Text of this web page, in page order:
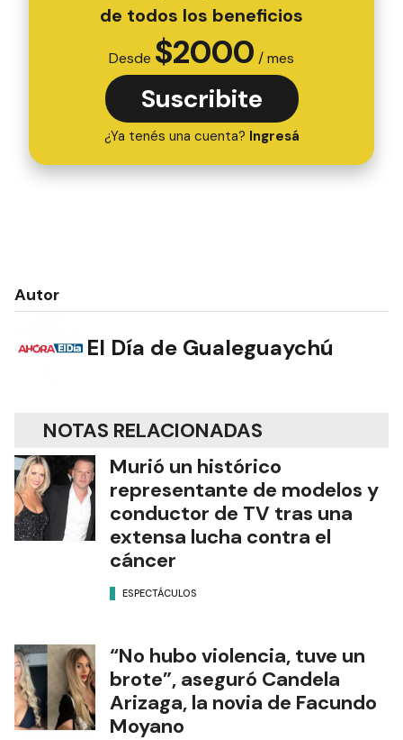
de todos los beneficios
Desde $2000 / mes
Suscribite
¿Ya tenés una cuenta? Ingresá
Autor
El Día de Gualeguaychú
NOTAS RELACIONADAS
Murió un histórico
representante de modelos y
conductor de TV tras una
extensa lucha contra el
cáncer
ESPECTÁCULOS
“No hubo violencia, tuve un
brote”, aseguró Candela
Arizaga, la novia de Facundo
Moyano